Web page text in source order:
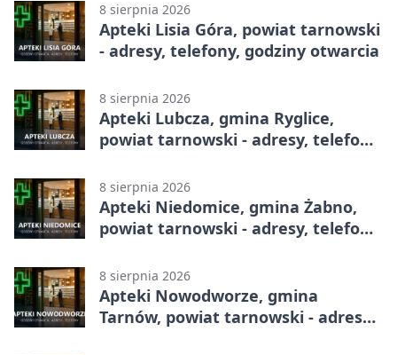
8 sierpnia 2026
Apteki Lisia Góra, powiat tarnowski
- adresy, telefony, godziny otwarcia
8 sierpnia 2026
Apteki Lubcza, gmina Ryglice,
powiat tarnowski - adresy, telefony,
8 sierpnia 2026
Apteki Niedomice, gmina Żabno,
powiat tarnowski - adresy, telefony,
8 sierpnia 2026
Apteki Nowodworze, gmina
Tarnów, powiat tarnowski - adresy,